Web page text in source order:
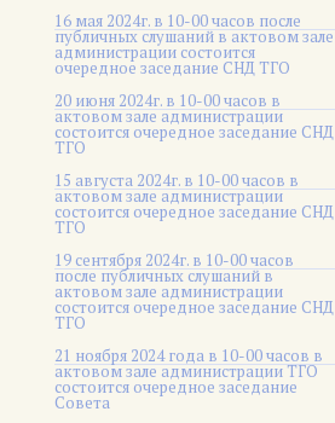
16 мая 2024г. в 10-00 часов после
публичных слушаний в актовом зале
администрации состоится
очередное заседание СНД ТГО
20 июня 2024г. в 10-00 часов в
актовом зале администрации
состоится очередное заседание СНД
ТГО
15 августа 2024г. в 10-00 часов в
актовом зале администрации
состоится очередное заседание СНД
ТГО
19 сентября 2024г. в 10-00 часов
после публичных слушаний в
актовом зале администрации
состоится очередное заседание СНД
ТГО
21 ноября 2024 года в 10-00 часов в
актовом зале администрации ТГО
состоится очередное заседание
Совета